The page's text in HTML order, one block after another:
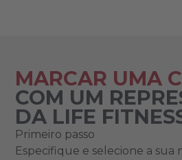
MARCAR UMA
COM UM
DA LIFE
Primeiro passo
Especifique e selecione a sua